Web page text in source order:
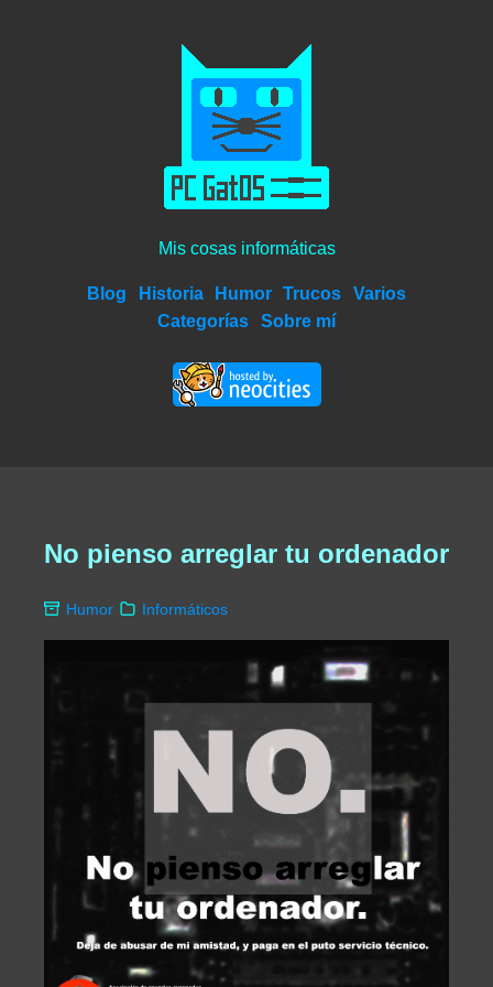
Mis cosas informáticas
Blog Historia Humor Trucos
Varios
Categorías
Sobre mí
No pienso arreglar tu ordenador
Humor Informáticos